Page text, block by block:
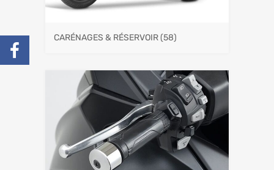
CARÉNAGES & RÉSERVOIR(58)